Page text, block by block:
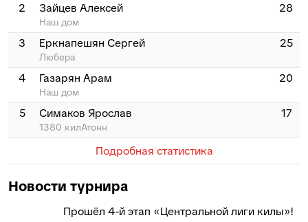
2 Зайцев Алексей
Наш дом
28
3 Еркнапешян Сергей
Любера
25
4 Газарян Арам
Наш дом
20
5 Симаков Ярослав
1380 килАтонн
17
Подробная статистика
Новости турнира
Прошёл 4‑й этап «Центральной лиги килы»!